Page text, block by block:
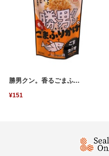
勝男クン。香るごまふ...
¥151